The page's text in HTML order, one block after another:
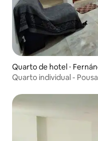
Quarto de hotel ⋅
Quarto individual -